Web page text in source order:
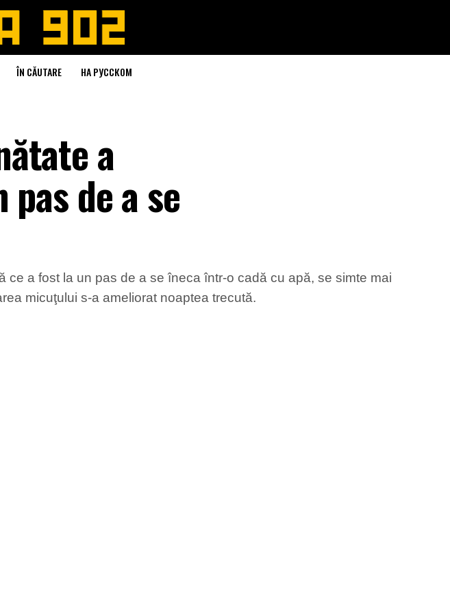
ÎN CĂUTARE НА РУССКОМ
a
de a se
a fost la un pas de a se îneca într-o cadă cu apă, se simte mai
micuţului s-a ameliorat noaptea trecută.